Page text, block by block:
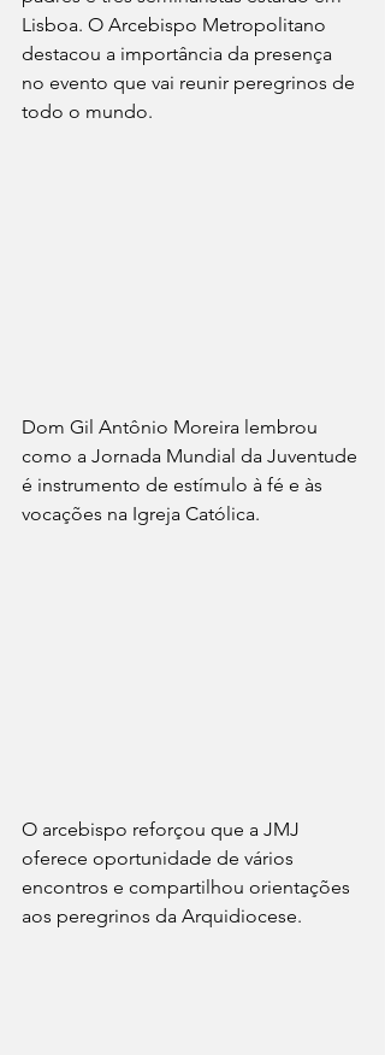
Lisboa. O Arcebispo Metropolitano
destacou a importância da presença
no evento que vai reunir peregrinos de
todo o mundo.
Dom Gil Antônio Moreira lembrou
como a Jornada Mundial da Juventude
é instrumento de estímulo à fé e às
vocações na Igreja Católica.
O arcebispo reforçou que a JMJ
oferece oportunidade de vários
encontros e compartilhou orientações
aos peregrinos da Arquidiocese.